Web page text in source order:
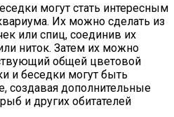
могут стать интересным
Их можно сделать из
или спиц, соединив их
ниток. Затем их можно
общей цветовой
и беседки могут быть
создавая дополнительные
и других обитателей